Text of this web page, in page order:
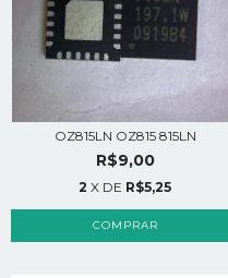
OZ815LN OZ815 815LN
R$9,00
2 X DE R$5,25